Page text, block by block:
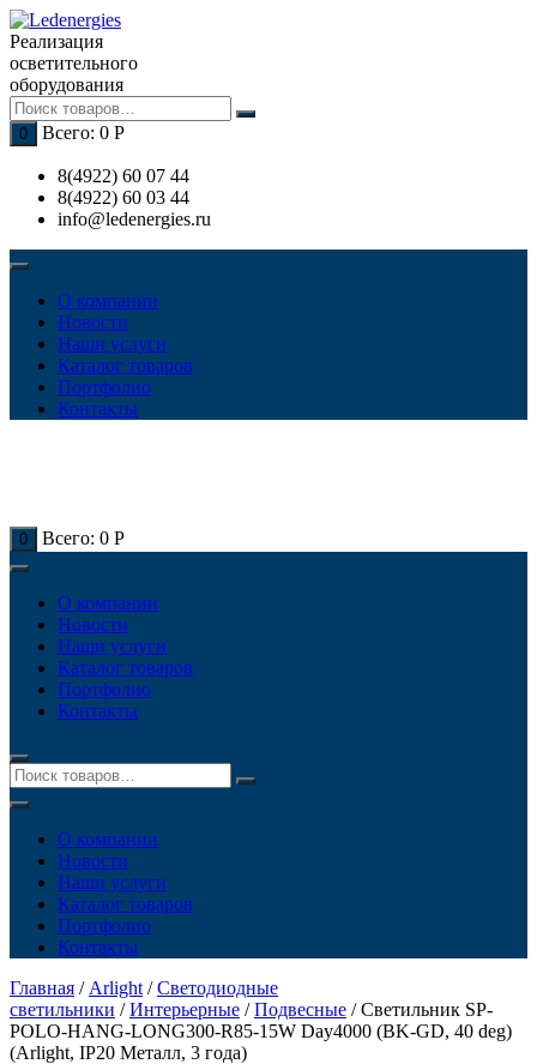
Перейти
к
содержимому
Реализация
осветительного
оборудования
0 Всего: 0 Р
8(4922) 60 07 44
8(4922) 60 03 44
info@ledenergies.ru
О компании
Новости
Наши услуги
Каталог товаров
Портфолио
Контакты
0 Всего: 0 Р
О компании
Новости
Наши услуги
Каталог товаров
Портфолио
Контакты
О компании
Новости
Наши услуги
Каталог товаров
Портфолио
Контакты
Главная / Arlight /Светодиодные
светильники /Интерьерные /Подвесные / Светильник SP-
POLO-HANG-LONG300-R85-15W Day4000 (BK-GD, 40 deg)
(Arlight, IP20 Металл, 3 года)